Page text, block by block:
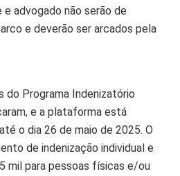
advogado não serão de
e deverão ser arcados pela
do Programa Indenizatório
e a plataforma está
o dia 26 de maio de 2025. O
de indenização individual e
mil para pessoas físicas e/ou